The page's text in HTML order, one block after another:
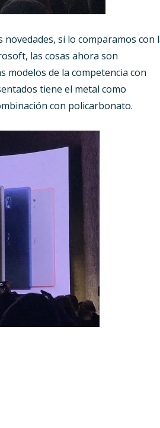
si lo comparamos con
las cosas ahora son
modelos de la competencia con
tiene el metal como
con policarbonato.